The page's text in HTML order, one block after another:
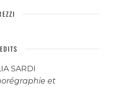
SARDI
et